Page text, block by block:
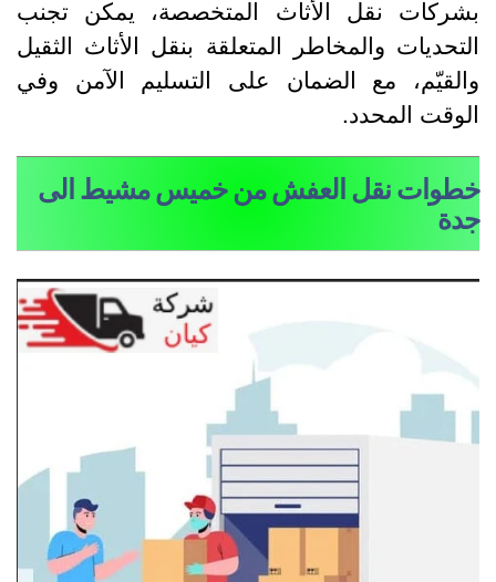
نقل الأثاث المتخصصة، يمكن تجنب
والمخاطر المتعلقة بنقل الأثاث الثقيل
مع الضمان على التسليم الآمن وفي
المحدد.
نقل العفش من خميس مشيط الى